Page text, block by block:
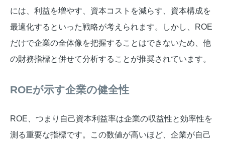
には、利益を増やす、資本コストを減らす、資本構成を
最適化するといった戦略が考えられます。しかし、ROE
だけで企業の全体像を把握することはできないため、他
の財務指標と併せて分析することが推奨されています。
ROEが示す企業の健全性
ROE、つまり自己資本利益率は企業の収益性と効率性を
測る重要な指標です。この数値が高いほど、企業が自己